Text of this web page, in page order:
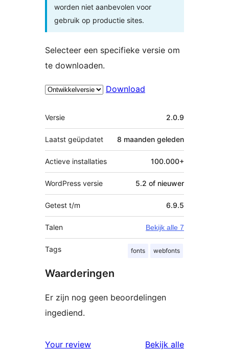
worden niet aanbevolen voor
gebruik op productie sites.
Selecteer een specifieke versie om
te downloaden.
Download
Meta
Versie 2.0.9
Laatst geüpdatet 8 maanden geleden
Actieve installaties 100.000+
WordPress versie 5.2 of nieuwer
Getest t/m 6.9.5
Talen Bekijk alle 7
Tags fonts webfonts
Waarderingen
Er zijn nog geen beoordelingen
ingediend.
Your review Bekijk alle